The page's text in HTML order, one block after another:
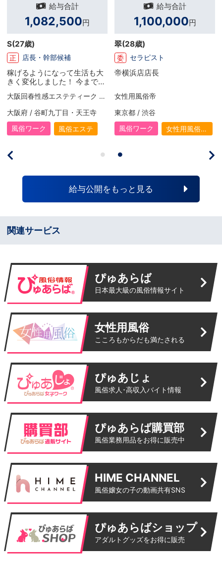
給与合計
500,000円
岳(29歳)
委 セラピスト
女性用風俗帝
東京都 / 渋谷
風俗ワーク
女性用風俗
給与合計
500,000円
かける(25歳)
委 セラピスト
兼業セラピスト
女性用風俗帝
東京都 / 渋谷
風俗ワーク
女性用風俗
給与公開をもっと見る
関連サービス
ぴゅあらば
日本最大級の風俗情報サイト
女性用風俗
こころもからだも満たされる
ぴゅあじょ
風俗求人･高収入バイト情報
ぴゅあらば購買部
風俗業務用品をお得に販売中
HIME CHANNEL
風俗嬢女の子の動画共有SNS
ぴゅあらばショップ
アダルトグッズをお得に販売